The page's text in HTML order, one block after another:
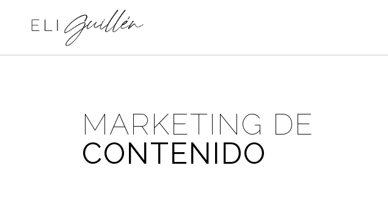
MARKETING DE
CONTENIDO